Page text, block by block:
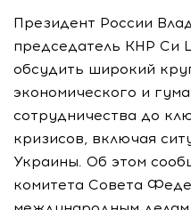
Президент России
председатель КНР Си
обсудить широкий
экономического и
сотрудничества до
кризисов, включая
Украины. Об этом
комитета Совета